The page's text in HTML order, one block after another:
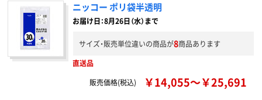
ニッコー ポリ袋半透明
お届け日：8月26日（水）まで
サイズ・販売単位違いの商品が8商品あります
直送品
販売価格(税込)
￥14,055～￥25,691